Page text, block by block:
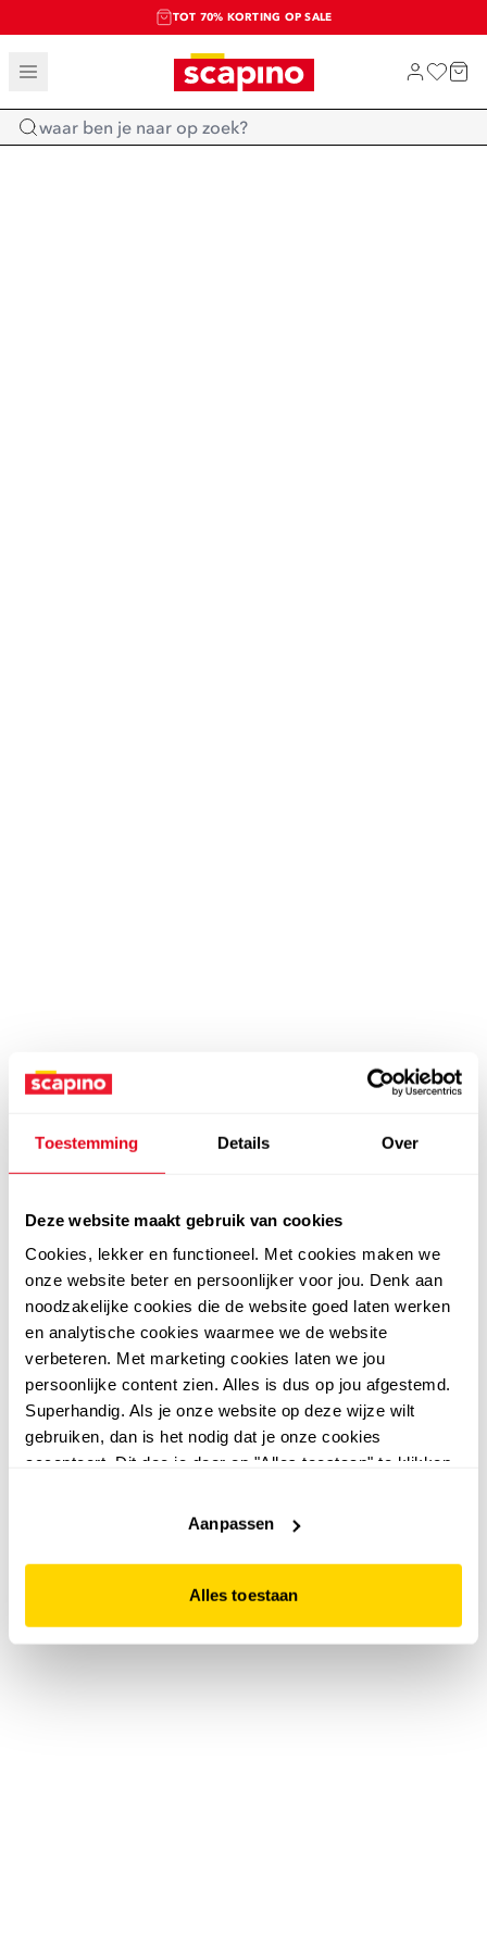
Toestemming Details Over
Deze website maakt gebruik van cookies
Cookies, lekker en functioneel. Met cookies maken we
onze website beter en persoonlijker voor jou. Denk aan
noodzakelijke cookies die de website goed laten werken
en analytische cookies waarmee we de website
verbeteren. Met marketing cookies laten we jou
persoonlijke content zien. Alles is dus op jou afgestemd.
Superhandig. Als je onze website op deze wijze wilt
gebruiken, dan is het nodig dat je onze cookies
accepteert. Dit doe je door op "Alles toestaan" te klikken.
website niet optimaal functioneert.
Aanpassen
Alles toestaan
TOT 70% KORTING OP SALE
SALE: LAATSTE KANS!
SHOP NIEUW
Home